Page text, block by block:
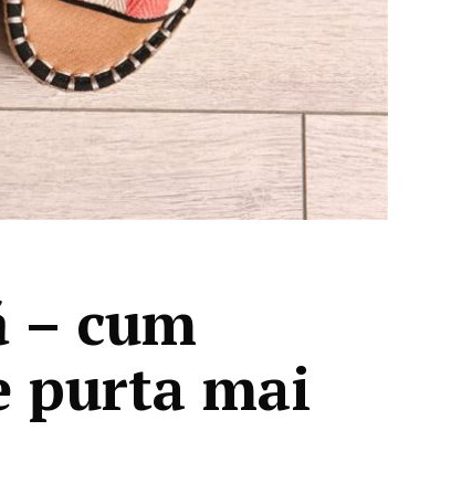
– cum
purta mai